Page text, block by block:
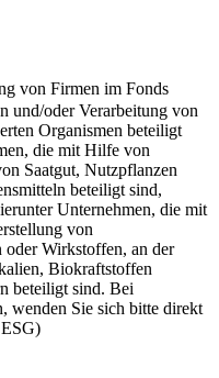
von Firmen im Fonds
und/oder Verarbeitung von
Organismen beteiligt
die mit Hilfe von
Saatgut, Nutzpflanzen
beteiligt sind,
Unternehmen, die mit
von
oder Wirkstoffen, an der
Biokraftstoffen
beteiligt sind. Bei
wenden Sie sich bitte direkt